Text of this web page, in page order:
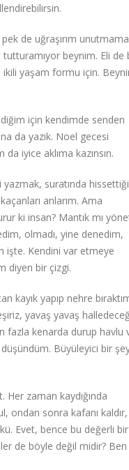
pek de uğraşırım
tutturamıyor beynim. Eli de
ikili yaşam formu için.
için kendimde senden
da yazık. Noel gecesi
iyice aklıma kazınsın.
suratında
anlarım. Ama
ki insan? Mantık mı
olmadı, yine denedim,
işte. Kendini var etmeye
diyen bir çizgi.
kayık yapıp nehre
yavaş yavaş
fazla kenarda durup havlu
Büyüleyici bir
Her zaman kaydığında
ondan sonra kafanı kaldır,
Evet, bence bu değerli bir
de böyle değil midir? Ben